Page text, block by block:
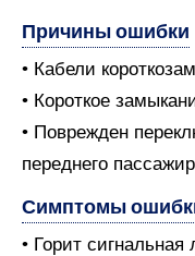
Причины ошибки
• Кабели
• Короткое
• Поврежден
переднего
Симптомы
• Горит